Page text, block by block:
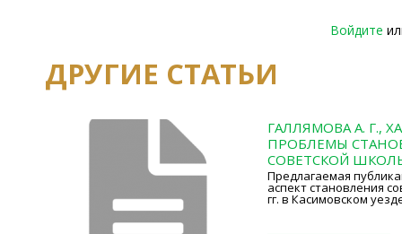
Войдите
ДРУГИЕ СТАТЬИ
ГАЛЛЯМОВА А. Г.,
ПРОБЛЕМЫ
СОВЕТСКОЙ
Предлагаемая
аспект становления
гг. в Касимовском